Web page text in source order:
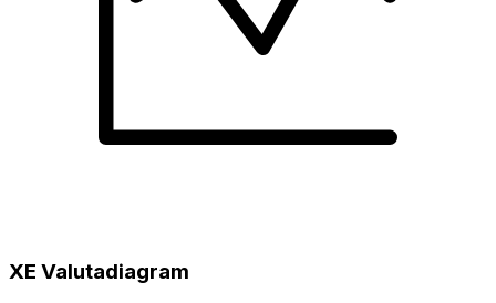
XE Valutadiagram